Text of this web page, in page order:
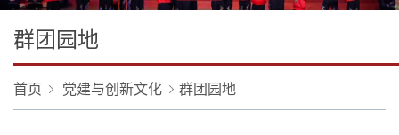
群团园地
首页 党建与创新文化 群团园地